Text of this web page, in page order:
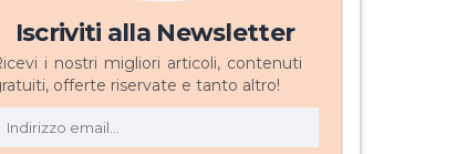
Iscriviti alla Newsletter
i nostri migliori articoli, contenuti
offerte riservate e tanto altro!